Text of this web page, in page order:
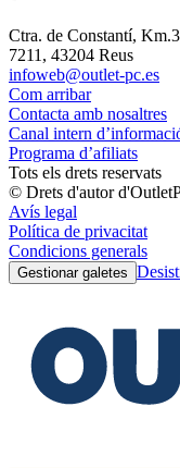
Ctra. de Constantí,
7211, 43204 Reus
infoweb@outlet-pc.es
Com arribar
Contacta amb nosaltres
Canal intern
Programa d’afiliats
Tots els drets reservats
© Drets d'autor
Avís legal
Política de privacitat
Condicions generals
Gestionar galetes